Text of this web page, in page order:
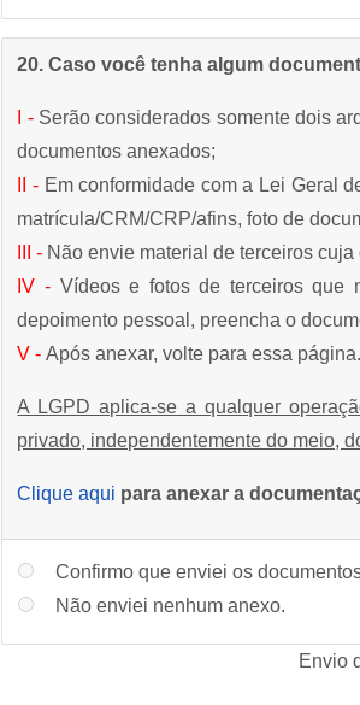
20. Caso você tenha algum
I - Serão considerados somente dois
documentos anexados;
II - Em conformidade com a Lei Geral
matrícula/CRM/CRP/afins, foto de
III - Não envie material de terceiros
IV - Vídeos e fotos de terceiros que
depoimento pessoal, preencha o
V -Após anexar, volte para essa
A LGPD aplica-se a qualquer
privado, independentemente do meio,
Clique aqui para anexar a
Confirmo que enviei os
Não enviei nenhum anexo.
Envio